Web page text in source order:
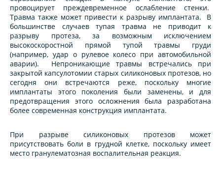
провоцирует преждевременное ослабление стенки.
Травма также может привести к разрыву имплантата. В
большинстве случаев тупая травма не приводит к
разрыву протеза, за возможным исключением
высокоскоростной прямой тупой травмы груди
(например, удар о рулевое колесо при автомобильной
аварии). Непроникающие травмы встречались при
закрытой капсулотомии старых силиконовых протезов, но
сегодня они встречаются реже, поскольку многие
имплантаты этого поколения были заменены, и для
предотвращения этого осложнения была разработана
более современная конструкция имплантата.
При разрыве силиконовых протезов может
присутствовать боли в грудной клетке, поскольку имеет
место гранулематозная воспалительная реакция.